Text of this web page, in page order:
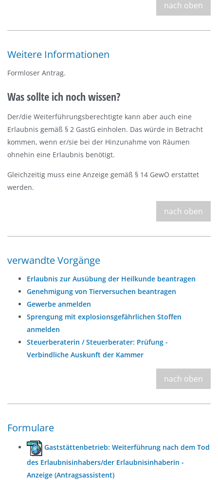
nach oben
Weitere Informationen
Formloser Antrag.
Was sollte ich noch wissen?
Der/die Weiterführungsberechtigte kann aber auch eine
Erlaubnis gemäß § 2 GastG einholen. Das würde in Betracht
kommen, wenn er/sie bei der Hinzunahme von Räumen
ohnehin eine Erlaubnis benötigt.
Gleichzeitig muss eine Anzeige gemäß § 14 GewO erstattet
werden.
nach oben
verwandte Vorgänge
Erlaubnis zur Ausübung der Heilkunde beantragen
Genehmigung von Tierversuchen beantragen
Gewerbe anmelden
Sprengung mit explosionsgefährlichen Stoffen
anmelden
Steuerberaterin / Steuerberater: Prüfung -
Verbindliche Auskunft der Kammer
nach oben
Formulare
Gaststättenbetrieb: Weiterführung nach dem Tod
des Erlaubnisinhabers/der Erlaubnisinhaberin -
Anzeige (Antragsassistent)